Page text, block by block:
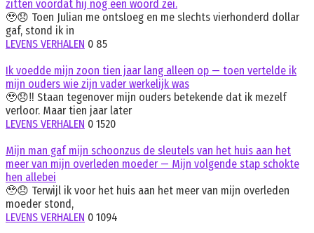
zitten voordat hij nog een woord zei.
🥹😞 Toen Julian me ontsloeg en me slechts vierhonderd dollar
gaf, stond ik in
LEVENS VERHALEN 0 85
Ik voedde mijn zoon tien jaar lang alleen op — toen vertelde ik
mijn ouders wie zijn vader werkelijk was
🥹😞‼️ Staan tegenover mijn ouders betekende dat ik mezelf
verloor. Maar tien jaar later
LEVENS VERHALEN 0 1520
Mijn man gaf mijn schoonzus de sleutels van het huis aan het
meer van mijn overleden moeder — Mijn volgende stap schokte
hen allebei
🥹😞 Terwijl ik voor het huis aan het meer van mijn overleden
moeder stond,
LEVENS VERHALEN 0 1094